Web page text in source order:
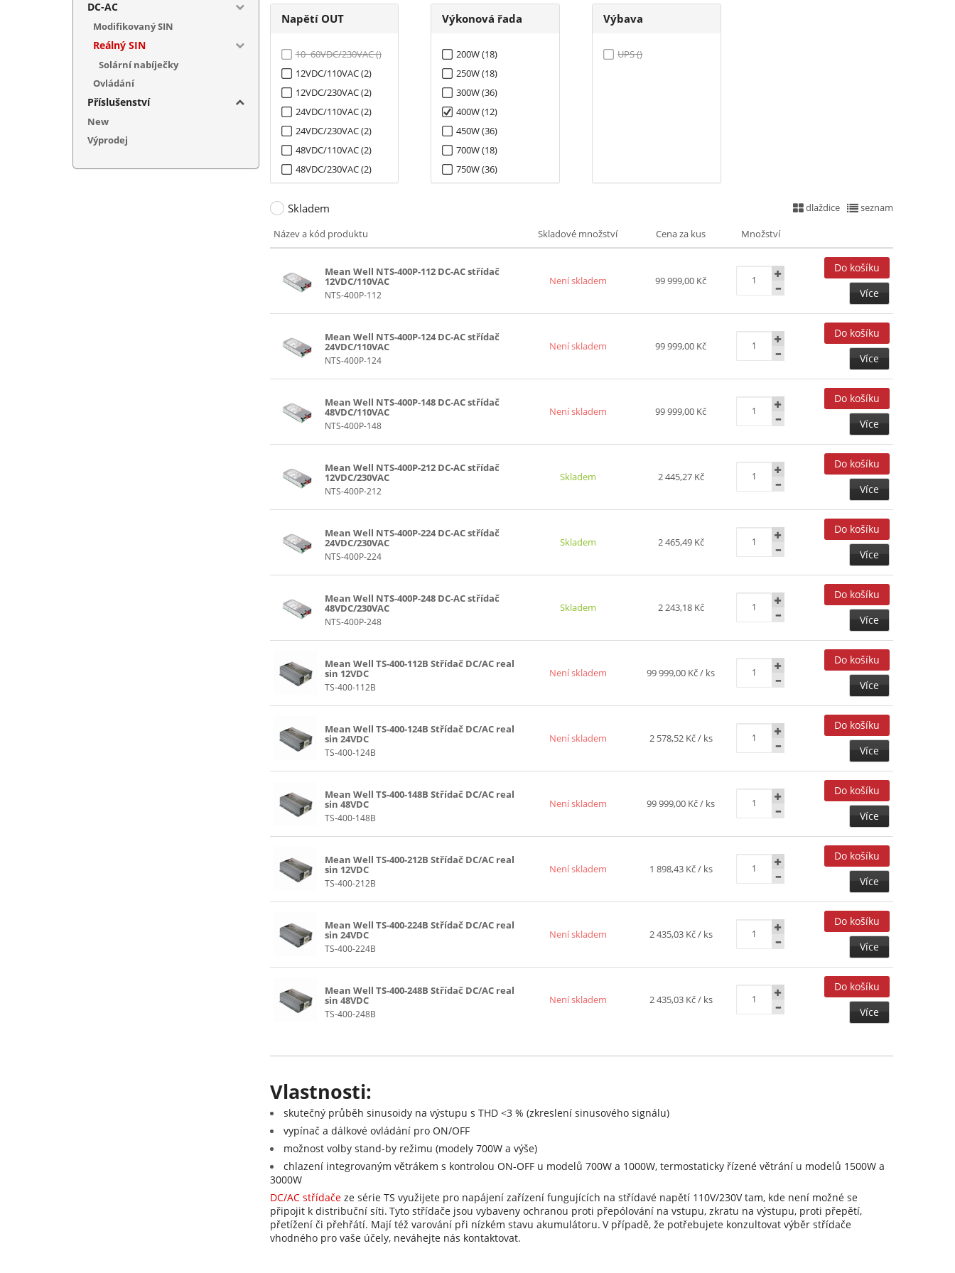
Napětí OUT
10~60VDC/230VAC ()
12VDC/110VAC (2)
12VDC/230VAC (2)
24VDC/110VAC (2)
24VDC/230VAC (2)
48VDC/110VAC (2)
48VDC/230VAC (2)
380VDC/230VAC ()
Výkonová řada
200W (18)
250W (18)
300W (36)
400W (12)
450W (36)
700W (18)
750W (36)
1700W (36)
2200W (39)
4000W (16)
Výbava
UPS ()
Skladem dlaždice seznam
Název a kód produktu Skladové množství Cena za kus Množství
Mean Well NTS-400P-112 DC-AC střídač
12VDC/110VAC
NTS-400P-112
Není skladem 99 999,00 Kč
Více
Mean Well NTS-400P-124 DC-AC střídač
24VDC/110VAC
NTS-400P-124
Není skladem 99 999,00 Kč
Více
Mean Well NTS-400P-148 DC-AC střídač
48VDC/110VAC
NTS-400P-148
Není skladem 99 999,00 Kč
Více
Mean Well NTS-400P-212 DC-AC střídač
12VDC/230VAC
NTS-400P-212
Skladem 2 445,27 Kč
Více
Mean Well NTS-400P-224 DC-AC střídač
24VDC/230VAC
NTS-400P-224
Skladem 2 465,49 Kč
Více
Mean Well NTS-400P-248 DC-AC střídač
48VDC/230VAC
NTS-400P-248
Skladem 2 243,18 Kč
Více
Mean Well TS-400-112B Střídač DC/AC real
sin 12VDC
TS-400-112B
Není skladem 99 999,00 Kč/ ks
Více
Mean Well TS-400-124B Střídač DC/AC real
sin 24VDC
TS-400-124B
Není skladem 2 578,52 Kč/ ks
Více
Mean Well TS-400-148B Střídač DC/AC real
sin 48VDC
TS-400-148B
Není skladem 99 999,00 Kč/ ks
Více
Mean Well TS-400-212B Střídač DC/AC real
sin 12VDC
TS-400-212B
Není skladem 1 898,43 Kč/ ks
Více
Mean Well TS-400-224B Střídač DC/AC real
sin 24VDC
TS-400-224B
Není skladem 2 435,03 Kč/ ks
Více
Mean Well TS-400-248B Střídač DC/AC real
sin 48VDC
TS-400-248B
Není skladem 2 435,03 Kč/ ks
Více
Vlastnosti:
skutečný průběh sinusoidy na výstupu s THD <3 % (zkreslení sinusového signálu)
vypínač a dálkové ovládání pro ON/OFF
možnost volby stand-by režimu (modely 700W a výše)
chlazení integrovaným větrákem s kontrolou ON-OFF u modelů 700W a 1000W, termostaticky řízené větrání u modelů 1500W a
3000W
DC/AC střídačeze série TS využijete pro napájení zařízení fungujících na střídavé napětí 110V/230V tam, kde není možné se
připojit k distribuční síti. Tyto střídače jsou vybaveny ochranou proti přepólování na vstupu, zkratu na výstupu, proti přepětí,
přetížení či přehřátí. Mají též varování při nízkém stavu akumulátoru. V případě, že potřebujete konzultovat výběr střídače
vhodného pro vaše účely, neváhejte nás kontaktovat.
DC-AC
Modifikovaný SIN
Reálný SIN
Solární nabíječky
Ovládání
Příslušenství
New
Výprodej